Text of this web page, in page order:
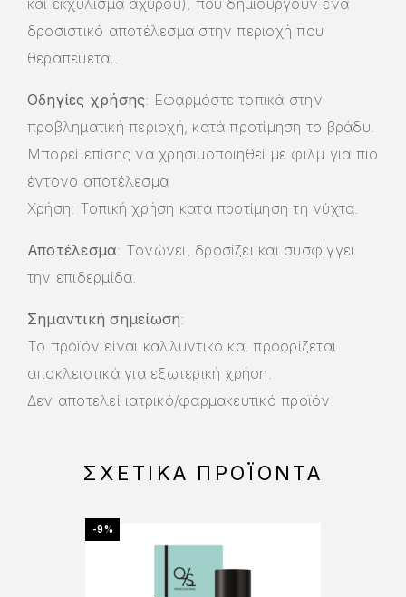
και εκχύλισμα αχύρου), που δημιουργούν ένα
δροσιστικό αποτέλεσμα στην περιοχή που
θεραπεύεται.
Οδηγίες χρήσης: Εφαρμόστε τοπικά στην
προβληματική περιοχή, κατά προτίμηση το βράδυ.
Μπορεί επίσης να χρησιμοποιηθεί με φιλμ για πιο
έντονο αποτέλεσμα
Χρήση: Τοπική χρήση κατά προτίμηση τη νύχτα.
Αποτέλεσμα: Τονώνει, δροσίζει και συσφίγγει
την επιδερμίδα.
Σημαντική σημείωση:
Το προϊόν είναι καλλυντικό καιπροορίζεται
αποκλειστικά για εξωτερική χρήση.
Δεν αποτελεί ιατρικό/φαρμακευτικό προϊόν.
ΣΧΕΤΙΚΆ ΠΡΟΪΌΝΤΑ
-9%